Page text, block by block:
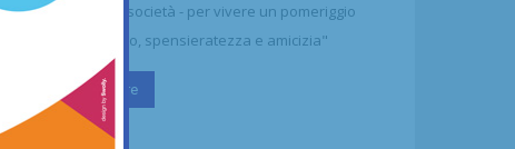
sottolineano dalla società - per vivere un pomeriggio
di puro divertimento, spensieratezza e amicizia"
Continua a leggere